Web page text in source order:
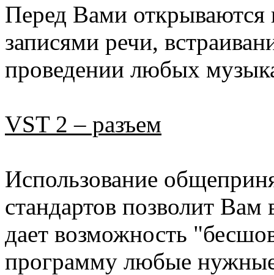
Перед Вами открываются
записями речи,
проведении любых
VST 2 – разъем
Использование
стандартов позволит
дает возможность
программу любые